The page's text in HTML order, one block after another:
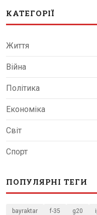
КАТЕГОРІЇ
Життя
Війна
Політика
Економіка
Світ
Спорт
ПОПУЛЯРНІ ТЕГИ
bayraktar f-35 g20